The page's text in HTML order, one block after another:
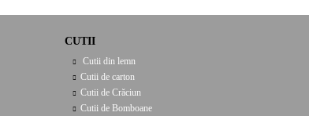
CUTII
Cutii din lemn
Cutii de carton
Cutii de Crăciun
Cutii de Bomboane